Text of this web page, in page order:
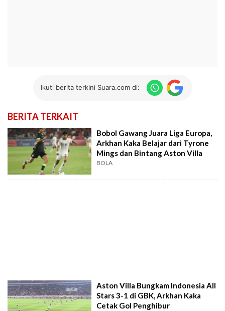
Ikuti berita terkini Suara.com di:
BERITA TERKAIT
Bobol Gawang Juara Liga Europa,
Arkhan Kaka Belajar dari Tyrone
Mings dan Bintang Aston Villa
BOLA
Aston Villa Bungkam Indonesia All
Stars 3-1 di GBK, Arkhan Kaka
Cetak Gol Penghibur